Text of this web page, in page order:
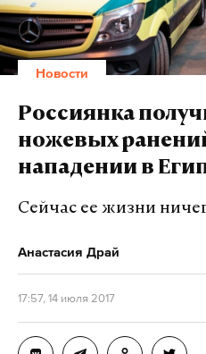
Новости
Россиянка
ножевых
нападении в
Сейчас ее жизни
Анастасия Драй
17:57, 14 июля 2017